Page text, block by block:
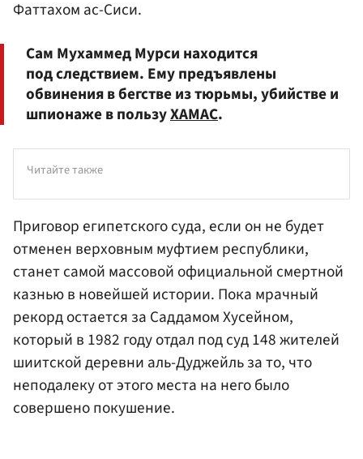
Фаттахом ас-Сиси.
Сам Мухаммед Мурси находится
под следствием. Ему предъявлены
обвинения в бегстве из тюрьмы, убийстве и
шпионаже в пользуХАМАС.
Читайте также
Приговор египетского суда, если он не будет
отменен верховным муфтием республики,
станет самой массовой официальной смертной
казнью в новейшей истории. Пока мрачный
рекорд остается за Саддамом Хусейном,
который в 1982 году отдал под суд 148 жителей
шиитской деревни аль-Дуджейль за то, что
неподалеку от этого места на него было
совершено покушение.